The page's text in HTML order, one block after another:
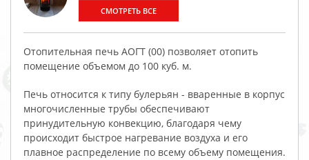
СМОТРЕТЬ ВСЕ
Отопительная печь АОГТ (00) позволяет отопить
помещение объемом до 100 куб. м.
Печь относится к типу булерьян - вваренные в корпус
многочисленные трубы обеспечивают
принудительную конвекцию, благодаря чему
происходит быстрое нагревание воздуха и его
плавное распределение по всему объему помещения.